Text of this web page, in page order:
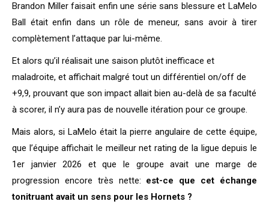
Brandon Miller faisait enfin une série sans blessure et LaMelo
Ball était enfin dans un rôle de meneur, sans avoir à tirer
complètement l’attaque par lui-même.
Et alors qu’il réalisait une saison plutôt inefficace et
maladroite, et affichait malgré tout un différentiel on/off de
+9,9, prouvant que son impact allait bien au-delà de sa faculté
à scorer, il n’y aura pas de nouvelle itération pour ce groupe.
Mais alors, si LaMelo était la pierre angulaire de cette équipe,
que l’équipe affichait le meilleur net rating de la ligue depuis le
1er janvier 2026 et que le groupe avait une marge de
progression encore très nette: est-ce que cet échange
tonitruant avait un sens pour les Hornets ?